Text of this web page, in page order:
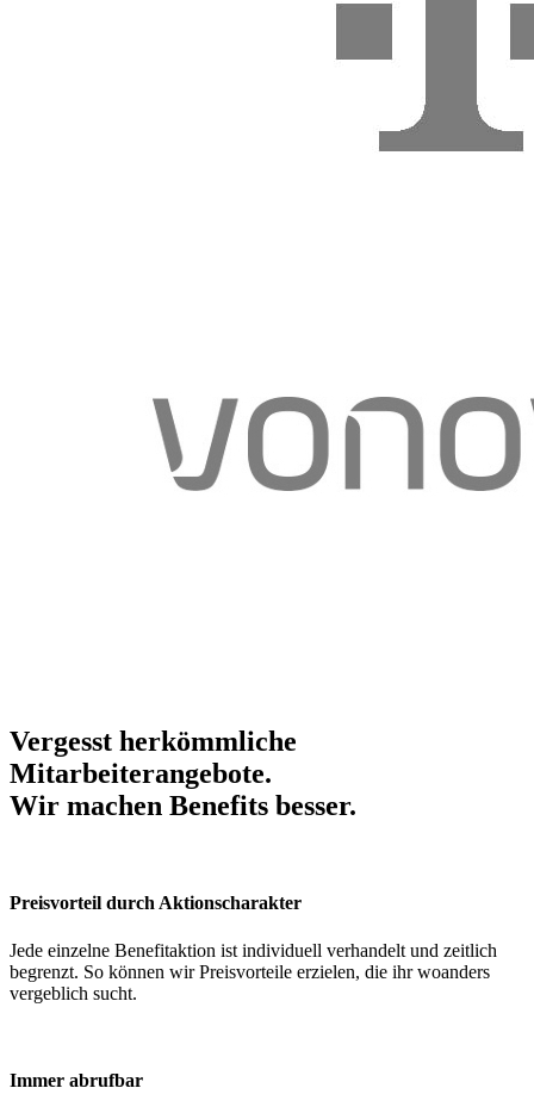
Vergesst herkömmliche
Mitarbeiterangebote.
Wir machen Benefits besser.
Preisvorteil durch Aktionscharakter
Jede einzelne Benefitaktion ist individuell verhandelt und zeitlich
begrenzt. So können wir Preisvorteile erzielen, die ihr woanders
vergeblich sucht.
Immer abrufbar